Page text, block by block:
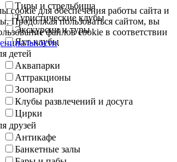
Тиры и стрельбища
Туристические клубы
Экскурсии и туры
Яхт-клубы
детей
Аквапарки
Аттракционы
Зоопарки
Клубы развлечений и досуга
Цирки
друзей
Антикафе
Банкетные залы
cookie для обеспечения работы сайта и
Продолжая пользоваться сайтом, вы
файлов cookie в соответствии
.